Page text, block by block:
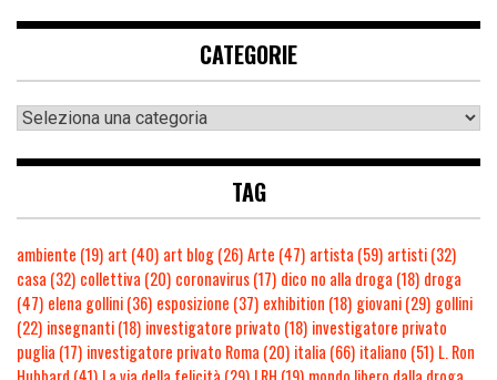
CATEGORIE
TAG
ambiente (19) art (40) art blog(26)Arte (47) artista (59) artisti(32)
casa (32) collettiva (20) coronavirus(17) dico no alla droga (18) droga
(47) elena gollini(36) esposizione (37) exhibition (18) giovani(29) gollini
(22) insegnanti(18) investigatore privato (18) investigatore privato
puglia (17) investigatore privato Roma (20) italia (66) italiano (51) L. Ron